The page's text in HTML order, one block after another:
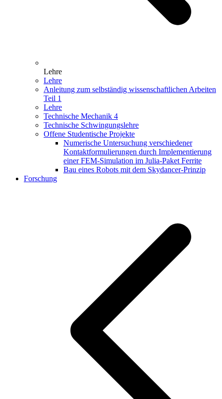
Lehre
Lehre
Anleitung zum selbständig wissenschaftlichen Arbeiten
Teil 1
Lehre
Technische Mechanik 4
Technische Schwingungslehre
Offene Studentische Projekte
Numerische Untersuchung verschiedener
Kontaktformulierungen durch Implementierung
einer FEM-Simulation im Julia-Paket Ferrite
Bau eines Robots mit dem Skydancer-Prinzip
Forschung